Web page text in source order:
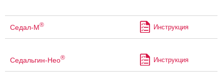
Седал-М® Инструкция
Седальгин-Нео® Инструкция